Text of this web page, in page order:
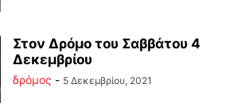
Στον Δρόμο του Σαββάτου 4
Δεκεμβρίου
δρόμος - 5 Δεκεμβρίου, 2021